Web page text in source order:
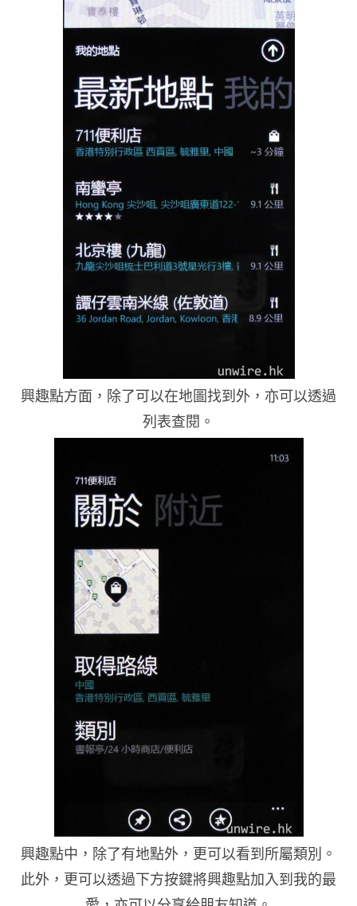
興趣點方面，除了可以在地圖找到外，亦可以透過
列表查閱。
興趣點中，除了有地點外，更可以看到所屬類別。
此外，更可以透過下方按鍵將興趣點加入到我的最